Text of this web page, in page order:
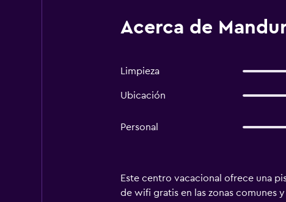
Acerca de
Limpieza
Ubicación
Personal
Este centro vacacional ofrece una
de wifi gratis en las zonas comunes